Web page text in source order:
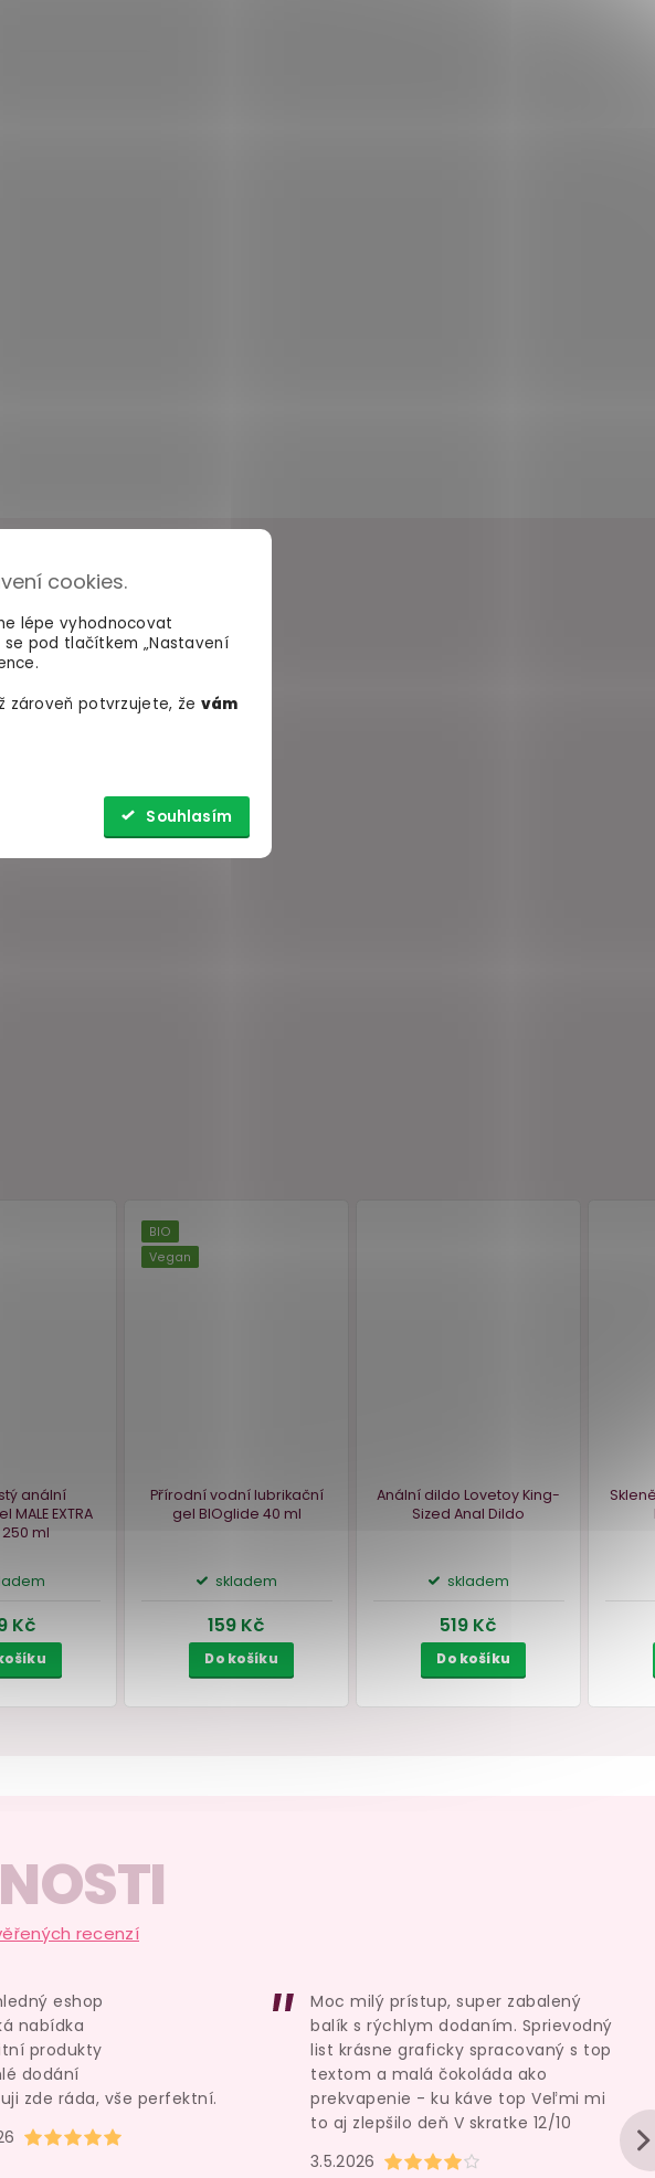
cookies.
lépe vyhodnocovat
se pod tlačítkem „Nastavení
zároveň potvrzujete, že vám
Souhlasím
Extra hustý anální
lubrikační gel MALE EXTRA
THICK250 ml
449 Kč
Do košíku
159 Kč
Do košíku Do
recenzí
Hodnocení obchodu je 5 z 5 hvězdiček.
eshop
nabídka
produkty
dodání
zde ráda, vše perfektní.
Hodnocení obchodu je 4 z 5
3.5.2026
Moc milý prístup, super zabalený
balík s rýchlym dodaním. Sprievodný
list krásne graficky spracovaný s top
textom a malá čokoláda ako
prekvapenie - ku káve top Veľmi mi
to aj zlepšilo deň V skratke 12/10